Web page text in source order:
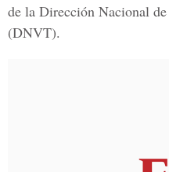
de la Dirección Nacional
(DNVT).